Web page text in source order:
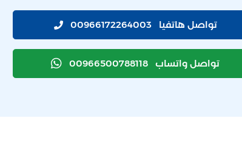
تواصل هاتفيا 00966172264003
تواصل واتساب 00966500788118